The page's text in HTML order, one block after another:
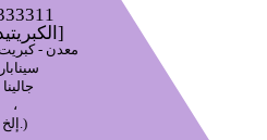
[الكبريتيدات]
(معدن -
، سينابار
، جالينا
،
إلخ.)